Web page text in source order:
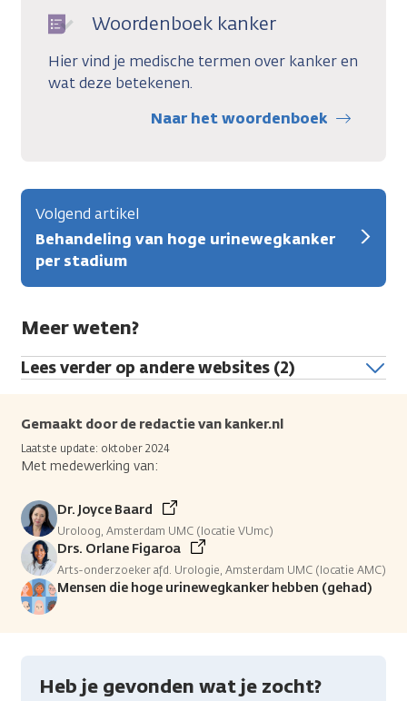
Woordenboek kanker
Hier vind je medische termen over kanker en
wat deze betekenen.
Naar het woordenboek
Volgend artikel
Behandeling van hoge urinewegkanker
per stadium
Meer weten?
Lees verder op andere websites (2)
Gemaakt door de redactie van kanker.nl
Laatste update: oktober 2024
Met medewerking van:
Dr. Joyce Baard
Uroloog, Amsterdam UMC (locatie VUmc)
Drs. Orlane Figaroa
Arts-onderzoeker afd. Urologie, Amsterdam UMC (locatie AMC)
Mensen die hoge urinewegkanker hebben (gehad)
Heb je gevonden wat je zocht?